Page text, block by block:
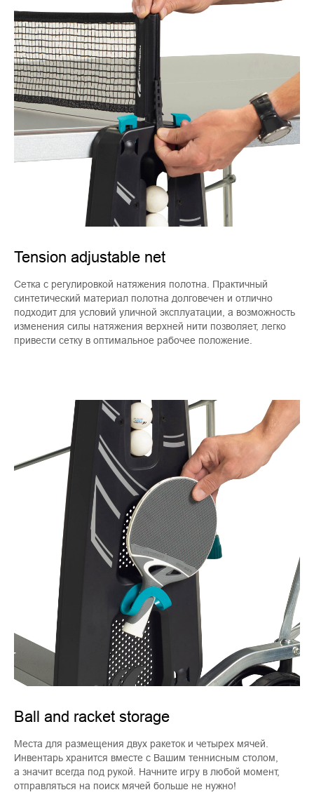
Tension adjustable net
Cетка с регулировкой натяжения полотна. Практичный
синтетический материал полотна долговечен и отлично
подходит для условий уличной эксплуатации, а возможность
изменения силы натяжения верхней нити позволяет, легко
привести сетку в оптимальное рабочее положение.
Ball and racket storage
Места для размещения двух ракеток и четырех мячей.
Инвентарь хранится вместе с Вашим теннисным столом,
а значит всегда под рукой. Начните игру в любой момент,
отправляться на поиск мячей больше не нужно!